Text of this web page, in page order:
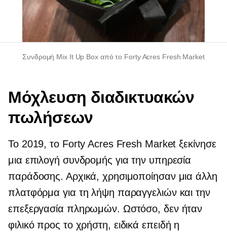
Συνδρομή Mix It Up Box από το Forty Acres Fresh Market
Μόχλευση διαδικτυακών
πωλήσεων
Το 2019, το Forty Acres Fresh Market ξεκίνησε
μια επιλογή συνδρομής για την υπηρεσία
παράδοσης. Αρχικά, χρησιμοποίησαν μια άλλη
πλατφόρμα για τη λήψη παραγγελιών και την
επεξεργασία πληρωμών. Ωστόσο, δεν ήταν
φιλικό προς το χρήστη, ειδικά επειδή η